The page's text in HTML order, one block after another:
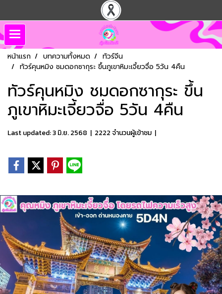
หน้าแรก บทความทั้งหมด
ทัวร์จีน
ทัวร์คุนหมิง ชมดอกซากุระ ขึ้นภูเขาหิมะเจี้ยวจื่อ 5วัน 4คืน
ทัวร์คุนหมิง ชมดอกซากุระ ขึ้น
ภูเขาหิมะเจี้ยวจื่อ 5วัน 4คืน
Last updated: 3 มิ.ย. 2568 | 2222 จำนวนผู้เข้าชม |